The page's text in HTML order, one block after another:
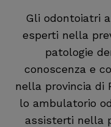
Gli odontoiatri
esperti nella
patologie
conoscenza e
nella provincia di
lo ambulatorio
assisterti nella